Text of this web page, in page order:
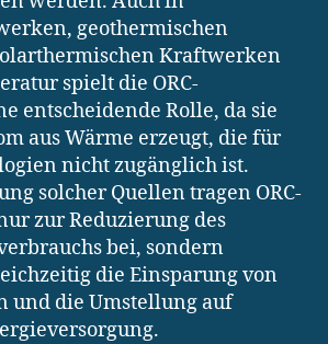
geothermischen
Kraftwerken
spielt die ORC-
entscheidende Rolle, da sie
aus Wärme erzeugt, die für
nicht zugänglich ist.
solcher Quellen tragen ORC-
zur Reduzierung des
bei, sondern
die Einsparung von
und die Umstellung auf